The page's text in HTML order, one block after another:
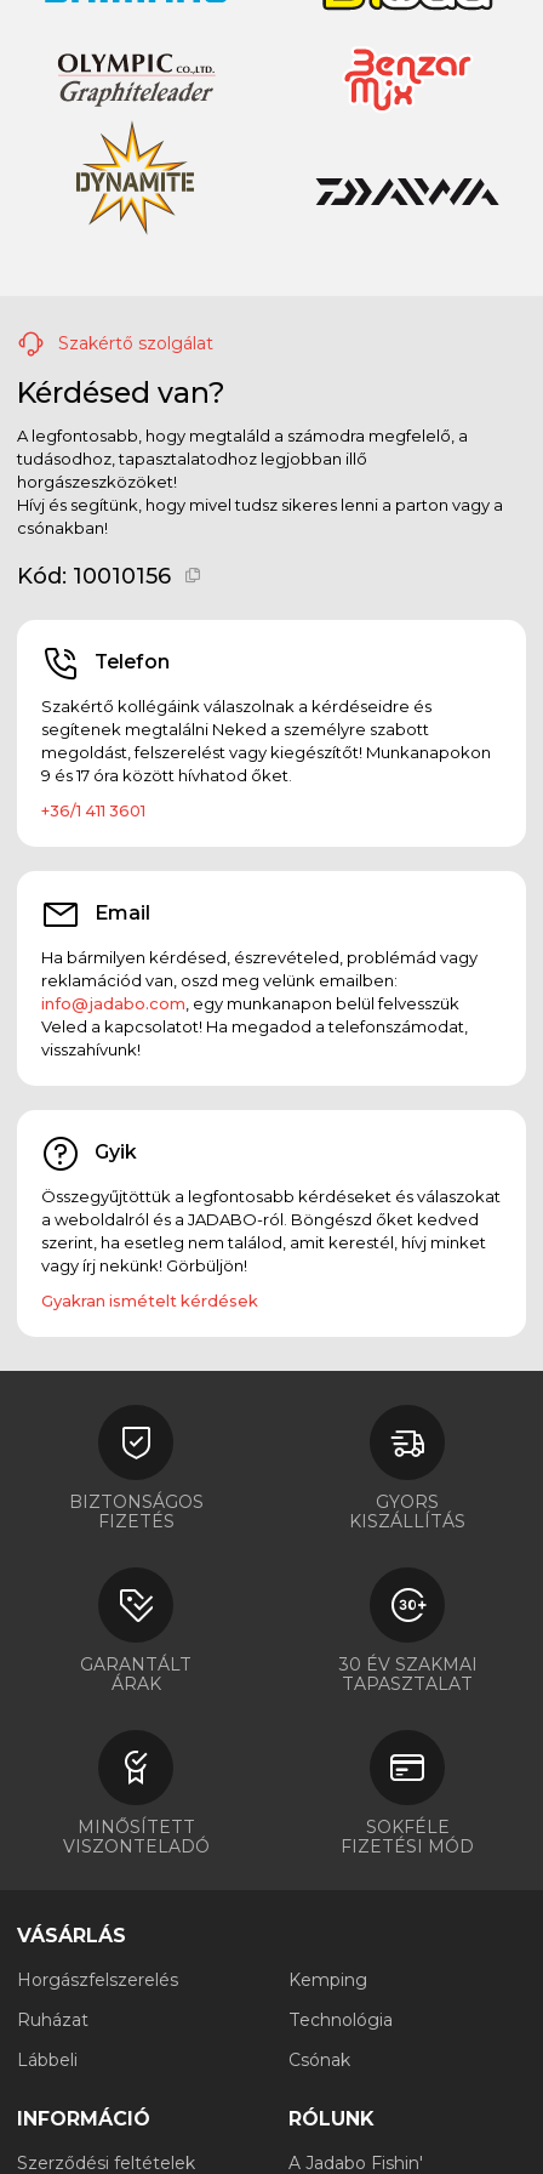
Szakértő szolgálat
Kérdésed van?
A legfontosabb, hogy megtaláld a számodra megfelelő, a
tudásodhoz, tapasztalatodhoz legjobban illő
horgászeszközöket!
Hívj és segítünk, hogy mivel tudsz sikeres lenni a parton vagy a
csónakban!
Kód: 10010156
Telefon
Szakértő kollégáink válaszolnak a kérdéseidre és
segítenek megtalálni Neked a személyre szabott
megoldást, felszerelést vagy kiegészítőt! Munkanapokon
9 és 17 óra között hívhatod őket.
+36/1 411 3601
Email
Ha bármilyen kérdésed, észrevételed, problémád vagy
reklamációd van, oszd meg velünk emailben:
info@jadabo.com , egy munkanapon belül felvesszük
Veled a kapcsolatot! Ha megadod a telefonszámodat,
visszahívunk!
Gyik
Összegyűjtöttük a legfontosabb kérdéseket és válaszokat
a weboldalról és a JADABO-ról. Böngészd őket kedved
szerint, ha esetleg nem találod, amit kerestél, hívj minket
vagy írj nekünk! Görbüljön!
Gyakran ismételt kérdések
BIZTONSÁGOS
FIZETÉS
GYORS
KISZÁLLÍTÁS
GARANTÁLT
ÁRAK
30 ÉV SZAKMAI
TAPASZTALAT
MINŐSÍTETT
VISZONTELADÓ
SOKFÉLE
FIZETÉSI MÓD
VÁSÁRLÁS
Horgászfelszerelés
Ruházat
Lábbeli
Kemping
Technológia
Csónak
INFORMÁCIÓ
Szerződési feltételek
RÓLUNK
A Jadabo Fishin'